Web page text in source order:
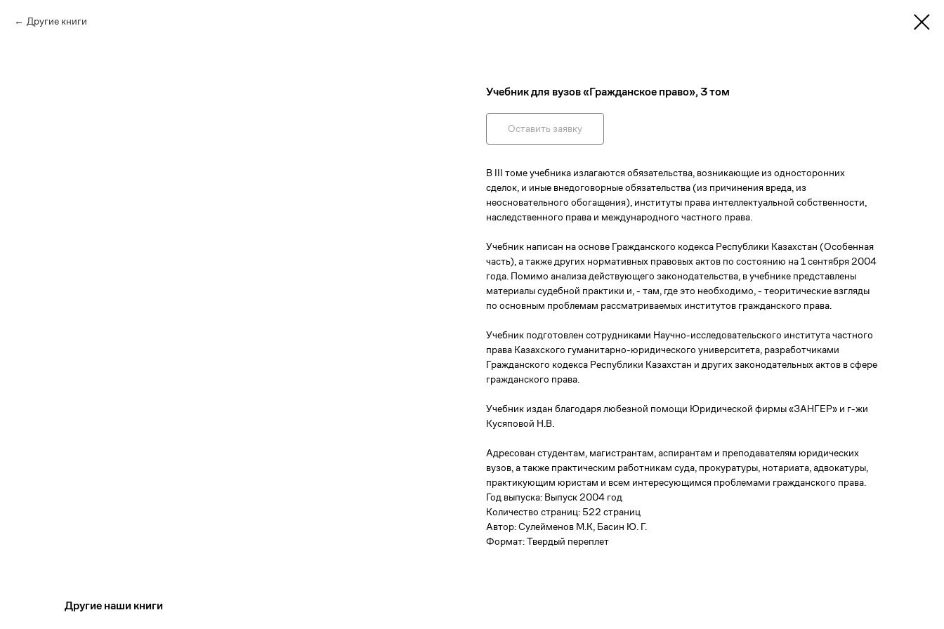
Другие книги
Учебник для вузов «Гражданское право», 3 том
Оставить заявку
В III томе учебника излагаются обязательства, возникающие из односторонних
сделок, и иные внедоговорные обязательства (из причинения вреда, из
неосновательного обогащения), институты права интеллектуальной собственности,
наследственного права и международного частного права.
Учебник написан на основе Гражданского кодекса Республики Казахстан (Особенная
часть), а также других нормативных правовых актов по состоянию на 1 сентября 2004
года. Помимо анализа действующего законодательства, в учебнике представлены
материалы судебной практики и, - там, где это необходимо, - теоритические взгляды
по основным проблемам рассматриваемых институтов гражданского права.
Учебник подготовлен сотрудниками Научно-исследовательского института частного
права Казахского гуманитарно-юридического университета, разработчиками
Гражданского кодекса Республики Казахстан и других законодательных актов в сфере
гражданского права.
Учебник издан благодаря любезной помощи Юридической фирмы «ЗАНГЕР» и г-жи
Кусяповой Н.В.
Адресован студентам, магистрантам, аспирантам и преподавателям юридических
вузов, а также практическим работникам суда, прокуратуры, нотариата, адвокатуры,
практикующим юристам и всем интересующимся проблемами гражданского права.
Год выпуска: Выпуск 2004 год
Количество страниц: 522 страниц
Автор: Сулейменов М.К, Басин Ю. Г.
Формат: Твердый переплет
Другие наши книги